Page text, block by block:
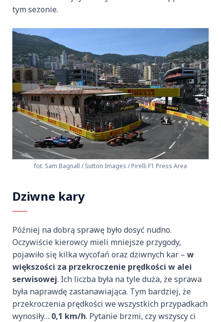
tym sezonie.
fot. Sam Bagnall / Sutton Images / Pirelli F1 Press Area
Dziwne kary
Później na dobrą sprawę było dosyć nudno.
Oczywiście kierowcy mieli mniejsze przygody,
pojawiło się kilka wycofań oraz dziwnych kar – w
większości za przekroczenie prędkości w alei
serwisowej. Ich liczba była na tyle duża, że sprawa
była naprawdę zastanawiająca. Tym bardziej, że
przekroczenia prędkości we wszystkich przypadkach
wynosiły… 0,1 km/h. Pytanie brzmi, czy wszyscy ci